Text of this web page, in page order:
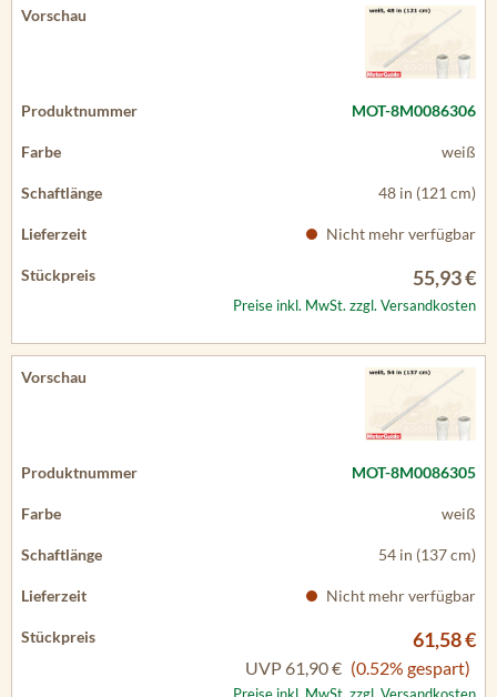
MOT-8M0086306
weiß
48 in (121 cm)
Nicht mehr verfügbar
55,93 €
Preise inkl. MwSt. zzgl. Versandkosten
MOT-8M0086305
weiß
54 in (137 cm)
Nicht mehr verfügbar
61,58 €
UVP 61,90 € (0.52% gespart)